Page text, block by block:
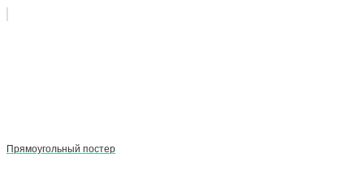
Прямоугольный постер